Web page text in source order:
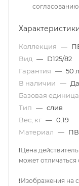
согласованию
Коллекция —
Вид — D125/82
Гарантия — 50
В наличии — Да
Базовая единица
Тип — слив
Вес, кг — 0.19
Материал —
❗Цена
может отличаться
❗Изображения на